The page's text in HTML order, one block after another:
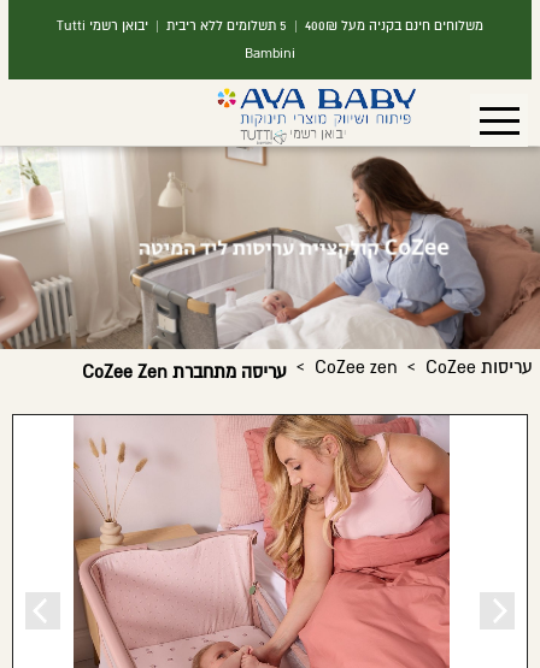
משלוחים חינם בקניה מעל 400₪ | 5 תשלומים ללא ריבית | יבואן רשמי Tutti
Bambini
עריסות CoZee ›
CoZee zen
› עריסה מתחברת CoZee Zen